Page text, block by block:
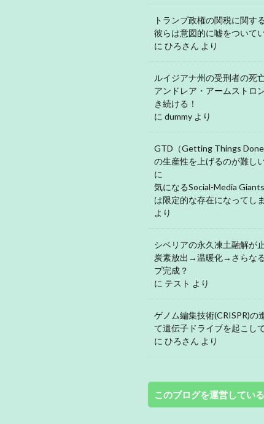
トランプ政権の関税に関す
彼らは意図的に嘘をついて
に ひろさん より
ルイジアナ州の受刑者の死
アンドレア・アームストロ
き続ける！
に dummy より
GTD（Getting Things
の生産性を上げるのが難し
に
気になるSocial-Media
は限定的な存在になってし
より
シベリアの永久凍土融解が
炭素放出→温暖化→さらな
プ完成？
に テスト より
ゲノム編集技術(CRISPR)の
て遺伝子ドライブを起こし
に ひろさん より
このブログを運営してい